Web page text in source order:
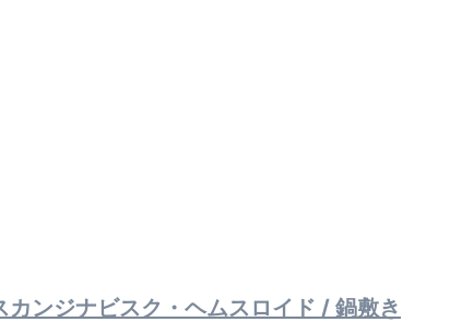
ンジナビスク・ヘムスロイド / 鍋敷き